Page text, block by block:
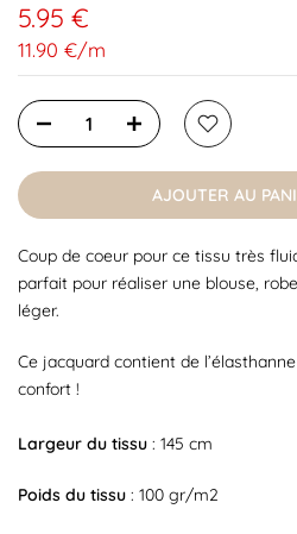
5.95 €
11.90 €/m
AJOUTER AU
Coup de coeur pour ce tissu très
parfait pour réaliser une blouse,
léger.
Ce jacquard contient de
confort !
Largeur du tissu : 145 cm
Poids du tissu : 100 gr/m2